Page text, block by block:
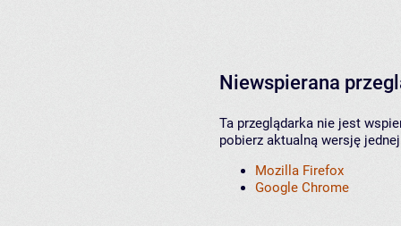
Niewspierana
Ta przeglądarka nie jest
pobierz aktualną wersję
Mozilla Firefox
Google Chrome